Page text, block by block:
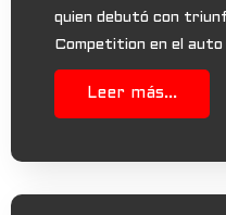
quien debutó con
Competition en el
Leer más...